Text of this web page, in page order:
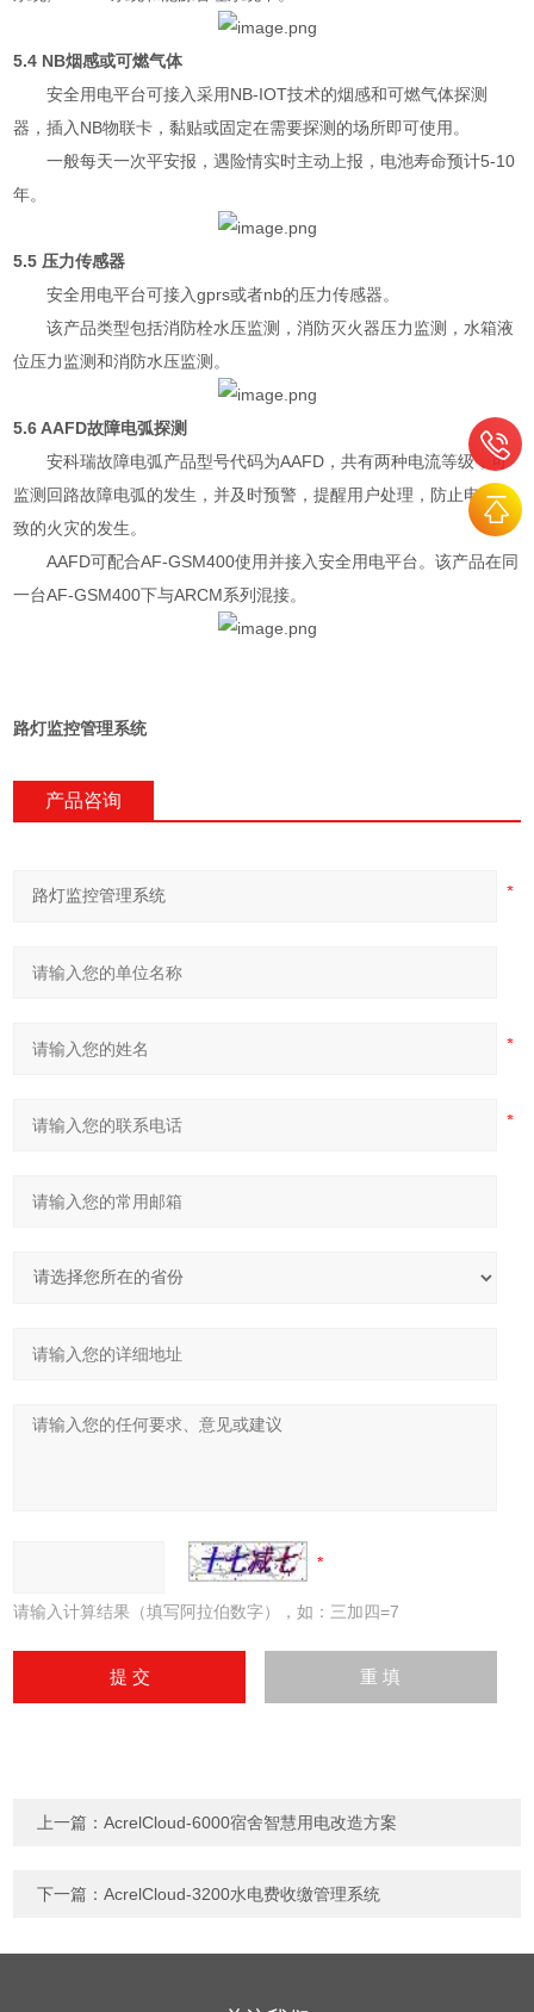
5.4 NB烟感或可燃气体
安全用电平台可接入采用NB-IOT技术的烟感和可燃气体探测
器，插入NB物联卡，黏贴或固定在需要探测的场所即可使用。
一般每天一次平安报，遇险情实时主动上报，电池寿命预计5-10
年。
5.5 压力传感器
安全用电平台可接入gprs或者nb的压力传感器。
该产品类型包括消防栓水压监测，消防灭火器压力监测，水箱液
位压力监测和消防水压监测。
5.6 AAFD故障电弧探测
安科瑞故障电弧产品型号代码为AAFD，共有两种电流等级，可
监测回路故障电弧的发生，并及时预警，提醒用户处理，防止电弧导
致的火灾的发生。
AAFD可配合AF-GSM400使用并接入安全用电平台。该产品在同
一台AF-GSM400下与ARCM系列混接。
路灯监控管理系统
产品咨询
请输入计算结果（填写阿拉伯数字），如：三加四=7
上一篇：AcrelCloud-6000宿舍智慧用电改造方案
下一篇：AcrelCloud-3200水电费收缴管理系统